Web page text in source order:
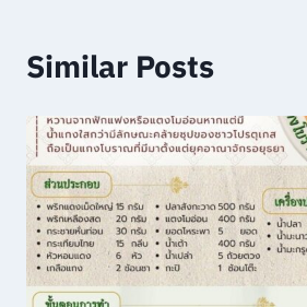
Similar Posts